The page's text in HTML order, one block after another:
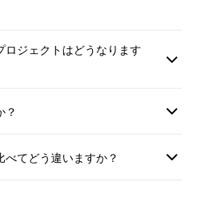
効率が向
ざいます。
もございます。あ
製造工程上の都合
ロジェクトはどうなります
？
てどう違いますか？